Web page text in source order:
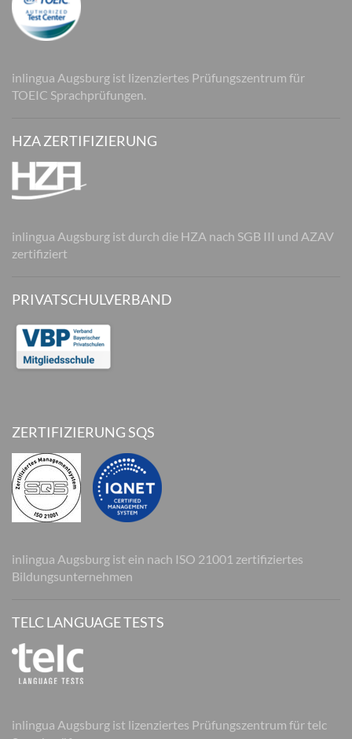
inlingua Augsburg ist lizenziertes Prüfungszentrum für
TOEIC Sprachprüfungen.
HZA ZERTIFIZIERUNG
inlingua Augsburg ist durch die HZA nach SGB III und AZAV
zertifiziert
PRIVATSCHULVERBAND
ZERTIFIZIERUNG SQS
inlingua Augsburg ist ein nach ISO 21001 zertifiziertes
Bildungsunternehmen
TELC LANGUAGE TESTS
inlingua Augsburg ist lizenziertes Prüfungszentrum für telc